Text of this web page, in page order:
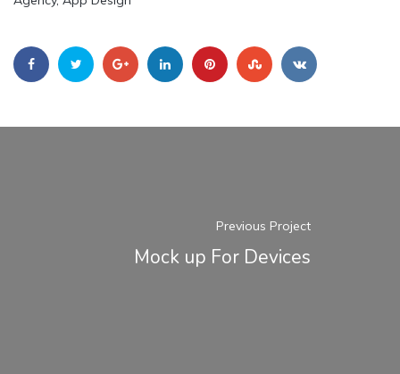
Previous Project
Mock up For Devices